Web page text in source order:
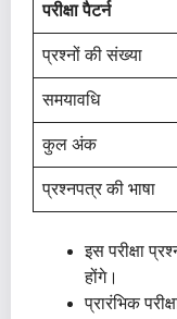
परीक्षा पैटर्न
प्रश्नों की संख्या
समयावधि
कुल अंक
प्रश्नपत्र की भाषा
इस परीक्षा
होंगे।
प्रारंभिक